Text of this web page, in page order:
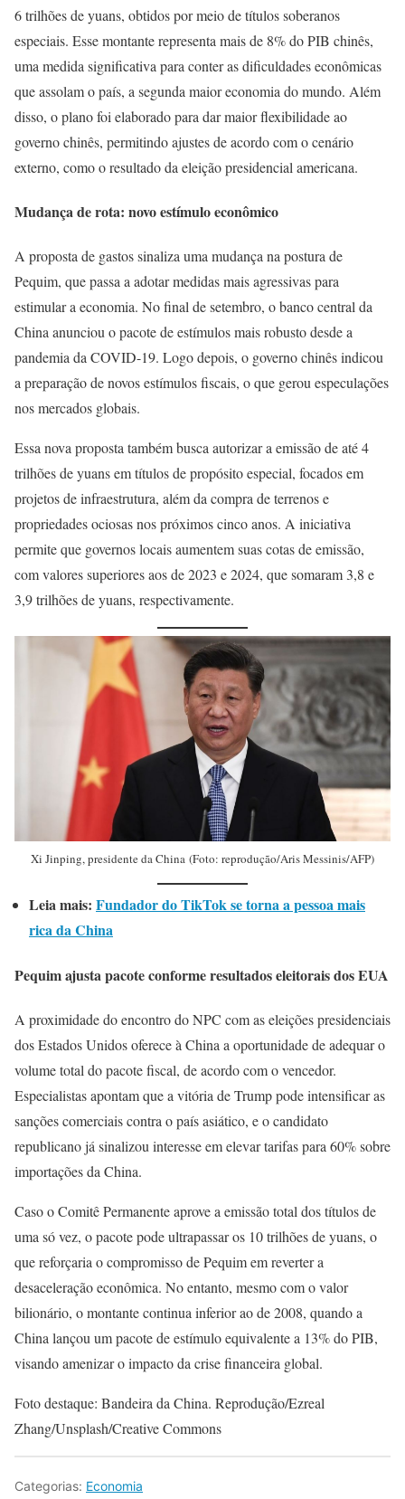
6 trilhões de yuans, obtidos por meio de títulos soberanos
especiais. Esse montante representa mais de 8% do PIB chinês,
uma medida significativa para conter as dificuldades econômicas
que assolam o país, a segunda maior economia do mundo. Além
disso, o plano foi elaborado para dar maior flexibilidade ao
governo chinês, permitindo ajustes de acordo com o cenário
externo, como o resultado da eleição presidencial americana.
Mudança de rota: novo estímulo econômico
A proposta de gastos sinaliza uma mudança na postura de
Pequim, que passa a adotar medidas mais agressivas para
estimular a economia. No final de setembro, o banco central da
China anunciou o pacote de estímulos mais robusto desde a
pandemia da COVID-19. Logo depois, o governo chinês indicou
a preparação de novos estímulos fiscais, o que gerou especulações
nos mercados globais.
Essa nova proposta também busca autorizar a emissão de até 4
trilhões de yuans em títulos de propósito especial, focados em
projetos de infraestrutura, além da compra de terrenos e
propriedades ociosas nos próximos cinco anos. A iniciativa
permite que governos locais aumentem suas cotas de emissão,
com valores superiores aos de 2023 e 2024, que somaram 3,8 e
3,9 trilhões de yuans, respectivamente.
Xi Jinping, presidente da China (Foto: reprodução/Aris Messinis/AFP)
Leia mais: Fundador do TikTok se torna a pessoa mais
rica da China
Pequim ajusta pacote conforme resultados eleitorais dos EUA
A proximidade do encontro do NPC com as eleições presidenciais
dos Estados Unidos oferece à China a oportunidade de adequar o
volume total do pacote fiscal, de acordo com o vencedor.
Especialistas apontam que a vitória de Trump pode intensificar as
sanções comerciais contra o país asiático, e o candidato
republicano já sinalizou interesse em elevar tarifas para 60% sobre
importações da China.
Caso o Comitê Permanente aprove a emissão total dos títulos de
uma só vez, o pacote pode ultrapassar os 10 trilhões de yuans, o
que reforçaria o compromisso de Pequim em reverter a
desaceleração econômica. No entanto, mesmo com o valor
bilionário, o montante continua inferior ao de 2008, quando a
China lançou um pacote de estímulo equivalente a 13% do PIB,
visando amenizar o impacto da crise financeira global.
Foto destaque: Bandeira da China. Reprodução/Ezreal
Zhang/Unsplash/Creative Commons
Categorias: Economia